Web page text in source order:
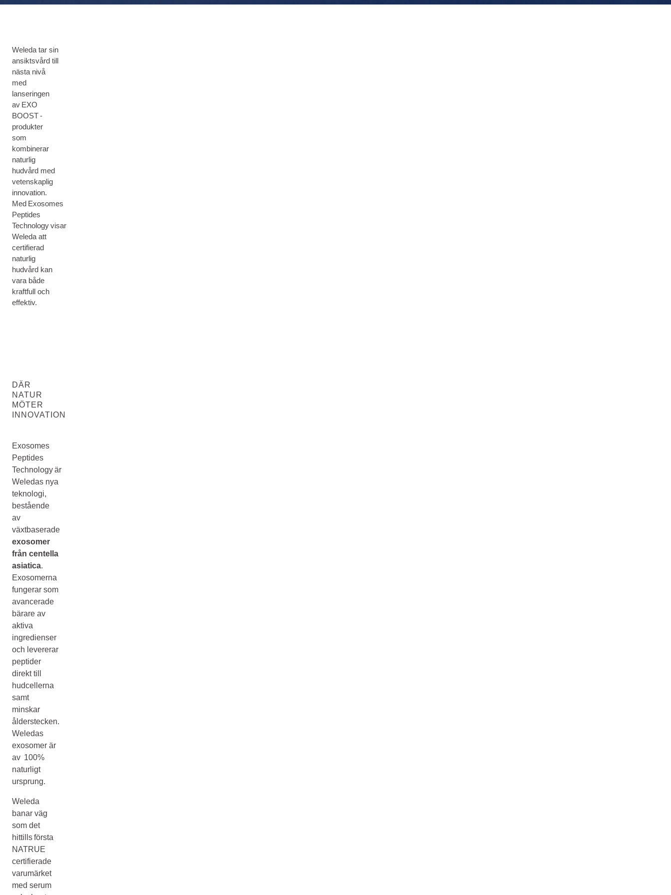
Weleda tar sin
ansiktsvård till
nästa nivå
med
lanseringen
av EXO
BOOST -
produkter
som
kombinerar
naturlig
hudvård med
vetenskaplig
innovation.
Med Exosomes
Peptides
Technology visar
Weleda att
certifierad
naturlig
hudvård kan
vara både
kraftfull och
effektiv.
DÄR
NATUR
MÖTER
INNOVATION
Exosomes
Peptides
Technology är
Weledas nya
teknologi,
bestående
av
växtbaserade
exosomer
från centella
asiatica.
Exosomerna
fungerar som
avancerade
bärare av
aktiva
ingredienser
och levererar
peptider
direkt till
hudcellerna
samt
minskar
ålderstecken.
Weledas
exosomer är
av 100%
naturligt
ursprung.
Weleda
banar väg
som det
hittills första
NATRUE
certifierade
varumärket
med serum